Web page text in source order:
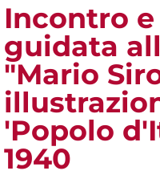
Incontro
guidata
"Mario
'Popolo
1940